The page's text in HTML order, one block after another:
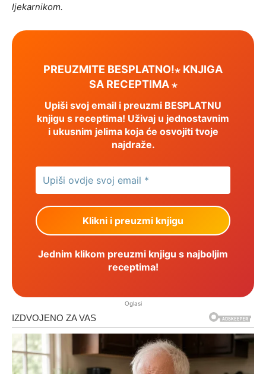
ljekarnikom.
PREUZMITE BESPLATNO!⋆ KNJIGA
SA RECEPTIMA ⋆
Upiši svoj email i preuzmi BESPLATNU
knjigu s receptima! Uživaj u jednostavnim
i ukusnim jelima koja će osvojiti tvoje
najdraže.
Jednim klikom preuzmi knjigu s najboljim
receptima!
Oglasi